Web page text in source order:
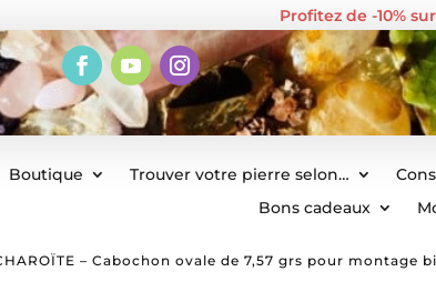
Profitez de -10%
Boutique Trouver votre pierre selon…
Bons cadeaux
– Cabochon ovale de 7,57 grs pour montage